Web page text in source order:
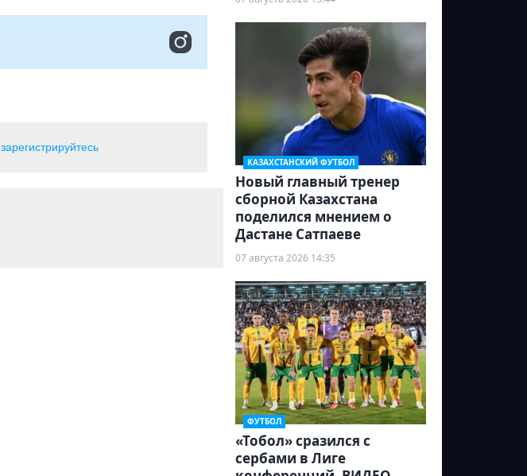
зарегистрируйтесь
КАЗАХСТАНСКИЙ ФУТБОЛ
Новый главный тренер
сборной Казахстана
поделился мнением о
Дастане Сатпаеве
07 августа 2026 14:35
ФУТБОЛ
«Тобол» сразился с
сербами в Лиге